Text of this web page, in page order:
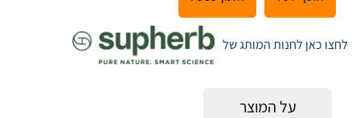
לחצו כאן לחנות המותג של
על המוצר